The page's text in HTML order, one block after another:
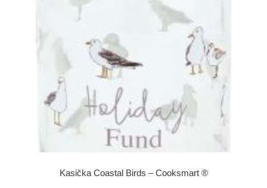
Kasička Coastal Birds – Cooksmart ®